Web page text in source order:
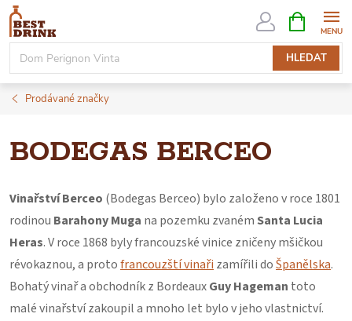
Přejít
obsah
HLEDAT
NÁKUPNÍ
KOŠÍK
Prodávané značky
BODEGAS BERCEO
Vinařství Berceo (Bodegas Berceo) bylo založeno v roce 1801
rodinou Barahony Muga na pozemku zvanémSanta Lucia
Heras. V roce 1868 byly francouzské vinice zničeny mšičkou
révokaznou, a protofrancouzští vinaři zamířili doŠpanělska.
Bohatý vinař a obchodník z BordeauxGuy Hageman toto
malé vinařství zakoupil a mnoho let bylo v jeho vlastnictví.